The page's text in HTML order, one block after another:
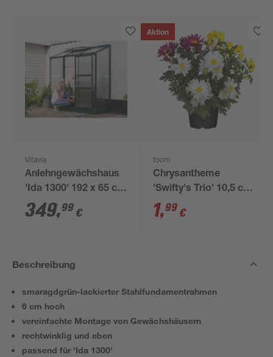
Vitavia
Anlehngewächshaus
'Ida 1300' 192 x 65 cm
mit 4 mm
Hohlkammerplatten
349,99 €
Aktion
toom
Chrysantheme
'Swifty's Trio' 10,5 cm
Topf
1,99 €
Beschreibung
smaragdgrün-lackierter Stahlfundamentrahmen
6 cm hoch
vereinfachte Montage von Gewächshäusern
rechtwinklig und eben
passend für 'Ida 1300'